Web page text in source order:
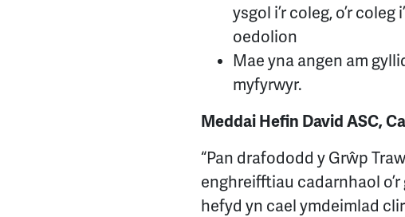
ysgol i’r coleg, o’r
oedolion
Mae yna angen am
myfyrwyr.
Meddai Hefin David ASC,
“Pan drafododd y Grŵp
enghreifftiau cadarnhaol
hefyd yn cael ymdeimlad